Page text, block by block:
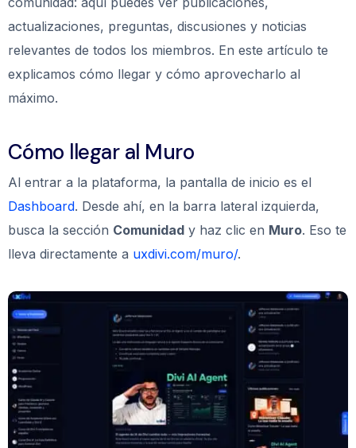
actualizaciones, preguntas, discusiones y noticias
relevantes de todos los miembros. En este artículo te
explicamos cómo llegar y cómo aprovecharlo al
máximo.
Cómo llegar al Muro
Al entrar a la plataforma, la pantalla de inicio es el
Dashboard. Desde ahí, en la barra lateral izquierda,
busca la sección Comunidad y haz clic en Muro. Eso te
lleva directamente a uxdivi.com/muro/.